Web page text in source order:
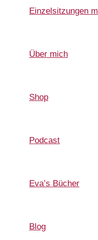
Einzelsitzungen
Über mich
Shop
Podcast
Eva’s Bücher
Blog